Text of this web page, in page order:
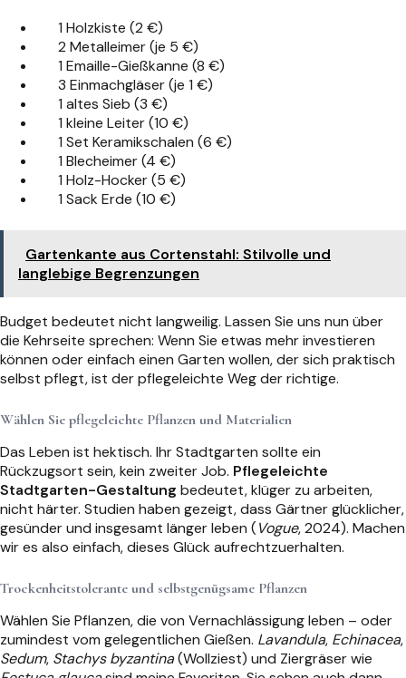
1 Holzkiste (2 €)
2 Metalleimer (je 5 €)
1 Emaille-Gießkanne (8 €)
3 Einmachgläser (je 1 €)
1 altes Sieb (3 €)
1 kleine Leiter (10 €)
1 Set Keramikschalen (6 €)
1 Blecheimer (4 €)
1 Holz-Hocker (5 €)
1 Sack Erde (10 €)
Gartenkante aus Cortenstahl: Stilvolle und
langlebige Begrenzungen
Budget bedeutet nicht langweilig. Lassen Sie uns nun über
die Kehrseite sprechen: Wenn Sie etwas mehr investieren
können oder einfach einen Garten wollen, der sich praktisch
selbst pflegt, ist der pflegeleichte Weg der richtige.
Wählen Sie pflegeleichte Pflanzen und Materialien
Das Leben ist hektisch. Ihr Stadtgarten sollte ein
Rückzugsort sein, kein zweiter Job. Pflegeleichte
Stadtgarten-Gestaltung bedeutet, klüger zu arbeiten,
nicht härter. Studien haben gezeigt, dass Gärtner glücklicher,
gesünder und insgesamt länger leben (Vogue, 2024). Machen
wir es also einfach, dieses Glück aufrechtzuerhalten.
Trockenheitstolerante und selbstgenügsame Pflanzen
Wählen Sie Pflanzen, die von Vernachlässigung leben – oder
zumindest vom gelegentlichen Gießen. Lavandula, Echinacea,
Sedum, Stachys byzantina(Wollziest) und Ziergräser wie